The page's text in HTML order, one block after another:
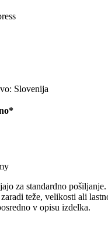
Slovenija
za standardno
teže, velikosti ali
v opisu izdelka.